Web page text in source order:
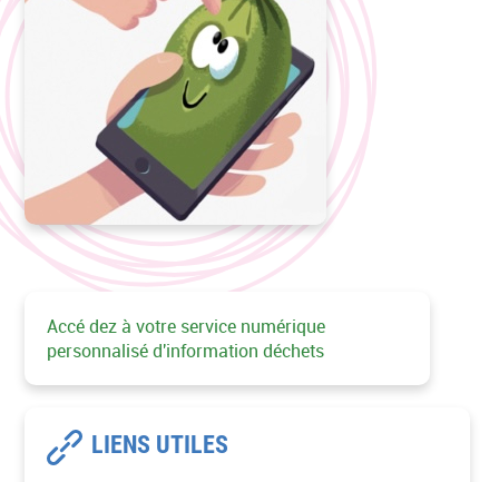
Accé dez à votre service numérique
personnalisé d'information déchets
LIENS UTILES